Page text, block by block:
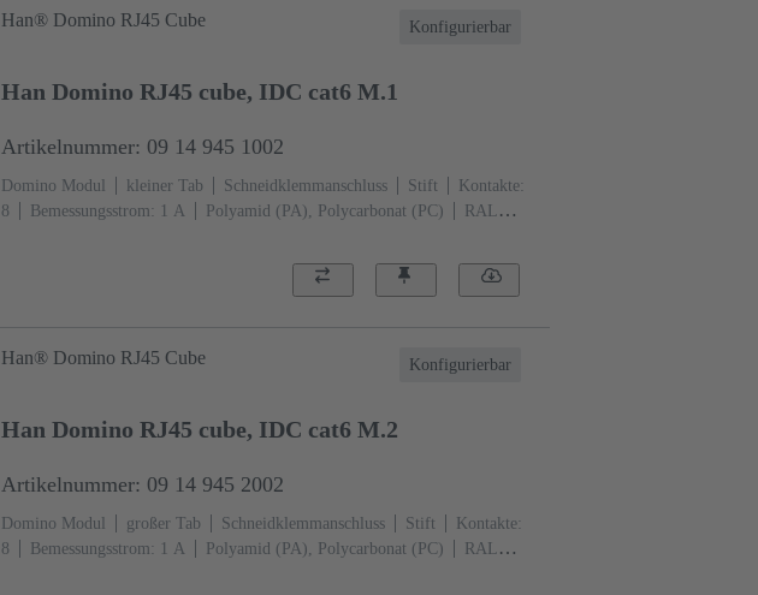
Konfigurierbar
Han® Domino RJ45 Cube
Han Domino RJ45 cube, IDC cat6 M.1
Artikelnummer: 09 14 945 1002
Domino Modul kleiner Tab Schneidklemmanschluss Stift
Kontakte:
8
Bemessungsstrom: ‌1 A Polyamid (PA), Polycarbonat (PC)
RAL
Konfigurierbar
Han® Domino RJ45 Cube
Han Domino RJ45 cube, IDC cat6 M.2
Artikelnummer: 09 14 945 2002
Domino Modul großer Tab Schneidklemmanschluss Stift
Kontakte:
8
Bemessungsstrom: ‌1 A Polyamid (PA), Polycarbonat (PC)
RAL